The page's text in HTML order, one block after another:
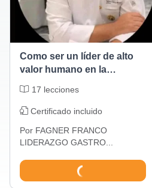
Como ser un líder de alto
valor humano en la
17 lecciones
Certificado incluido
Por FAGNER FRANCO
LIDERAZGO GASTRO...